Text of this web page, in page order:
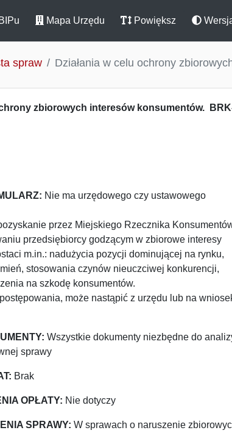
Mapa Urzędu Powiększ
spraw Działania w celu ochrony
zbiorowych interesów konsumentów.
Nie ma urzędowego czy ustawowego
przez Miejskiego Rzecznika
przedsiębiorcy godzącym w zbiorowe interesy
m.in.: nadużycia pozycji dominującej na rynku,
stosowania czynów nieuczciwej konkurencji,
na szkodę konsumentów.
może nastąpić z urzędu lub na
Wszystkie dokumenty niezbędne do
sprawy
Brak
OPŁATY: Nie dotyczy
SPRAWY: W sprawach o naruszenie